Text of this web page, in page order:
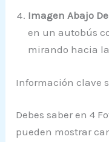
Imagen Abajo
en un autobús
mirando hacia
Información clave
Debes saber en 4
pueden mostrar